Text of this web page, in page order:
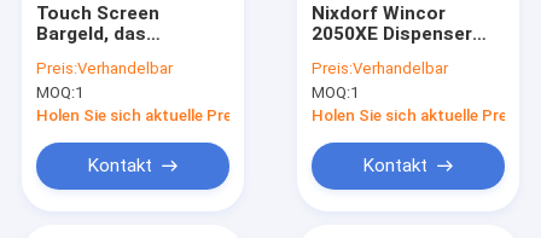
Touch Screen
Bargeld, das
der Maschinen-CRS
mit Barcode-Scanner
aufbereitet
Preis:Verhandelbar
MOQ:1
Holen Sie sich aktuelle Preis
Kontakt
Nixdorf Wincor
2050XE Dispenser
01750109659 mit 4 +
1 Kassetten
Preis:Verhandelbar
MOQ:1
Holen Sie sich aktuelle Preis
Kontakt